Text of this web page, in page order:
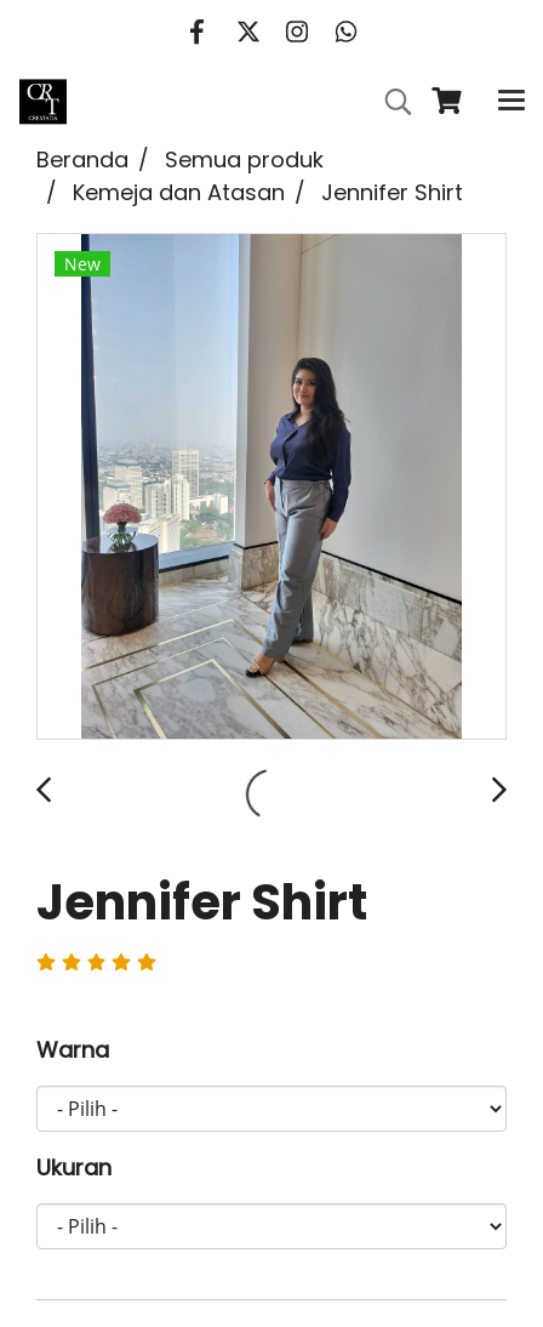
Beranda
Semua produk
Kemeja dan Atasan
Jennifer Shirt
New
Jennifer Shirt
Warna
Ukuran